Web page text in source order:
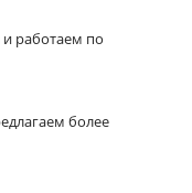
работаем по
более